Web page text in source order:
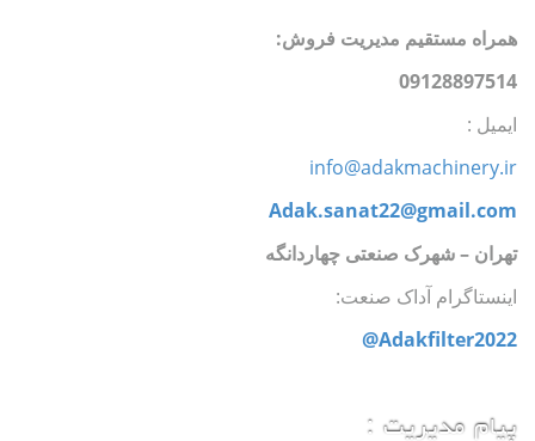
همراه مستقیم مدیریت فروش:
09128897514
ایمیل :
info@adakmachinery.ir
Adak.sanat22@gmail.com
تهران –شهرک صنعتی چهاردانگه
اینستاگرام آداک صنعت:
Adakfilter2022@
پیام مدیریت :